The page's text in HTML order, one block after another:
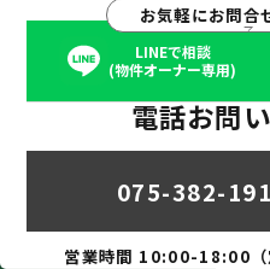
お気軽にお問合
LINEで相談
(物件オーナー専用)
電話お問
075-382-
営業時間 10:00-18:00（